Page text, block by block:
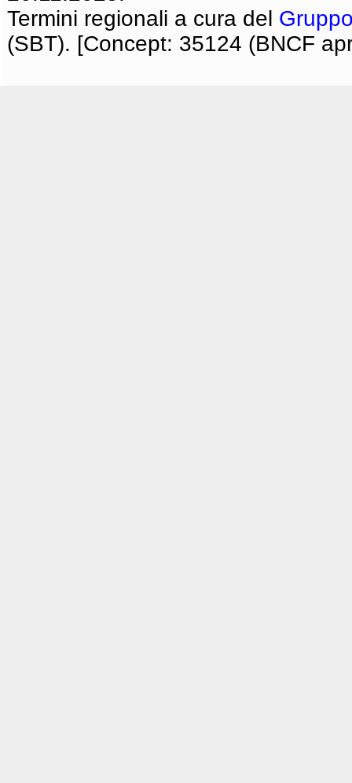
Termini regionali a cura del
(SBT). [Concept: 35124 (BNCF